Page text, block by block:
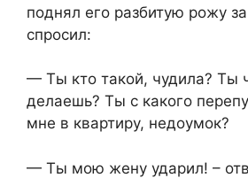
поднял его разбитую рожу
спросил:
— Ты кто такой, чудила? Ты
делаешь? Ты с какого
мне в квартиру, недоумок?
— Ты мою жену ударил! –